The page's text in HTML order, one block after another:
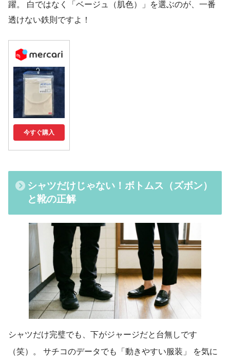
躍。 白ではなく「ベージュ（肌色）」を選ぶのが、一番
透けない鉄則ですよ！
今すぐ購入
シャツだけじゃない！ボトムス（ズボン）
と靴の正解
シャツだけ完璧でも、下がジャージだと台無しです
（笑）。 サチコのデータでも「動きやすい服装」
を気に